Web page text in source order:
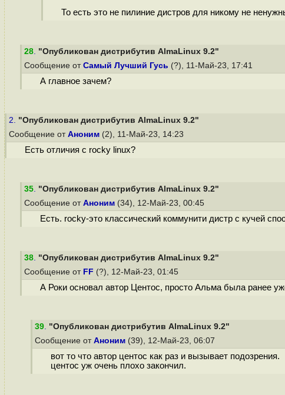
То есть это не пилиние дистров для никому не
28. "Опубликован дистрибутив AlmaLinux 9.2"
Сообщение от Самый Лучший Гусь (?), 11-Май-23, 17:41
А главное зачем?
2. "Опубликован дистрибутив AlmaLinux 9.2"
Сообщение от Аноним (2), 11-Май-23, 14:23
Есть отличия с rocky linux?
35. "Опубликован дистрибутив AlmaLinux 9.2"
Сообщение от Аноним (34), 12-Май-23, 00:45
Есть. rocky-это классический коммунити дистр с кучей
38. "Опубликован дистрибутив AlmaLinux 9.2"
Сообщение от FF (?), 12-Май-23, 01:45
А Роки основал автор Центос, просто Альма была ранее
39. "Опубликован дистрибутив AlmaLinux 9.2"
Сообщение от Аноним (39), 12-Май-23, 06:07
вот то что автор центос как раз и вызывает подозрения.
центос уж очень плохо закончил.